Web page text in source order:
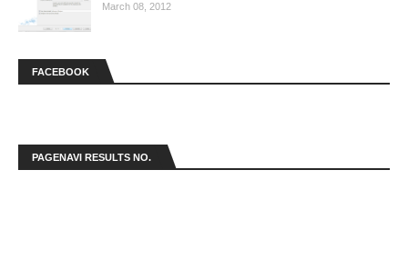
March 08, 2012
FACEBOOK
PAGENAVI RESULTS NO.